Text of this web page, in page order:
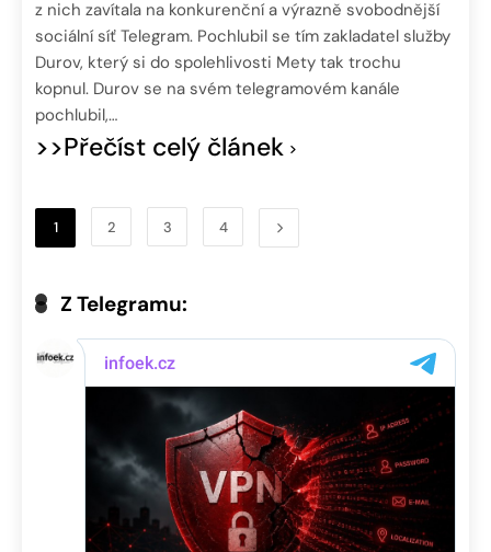
z nich zavítala na konkurenční a výrazně svobodnější
sociální síť Telegram. Pochlubil se tím zakladatel služby
Durov, který si do spolehlivosti Mety tak trochu
kopnul. Durov se na svém telegramovém kanále
pochlubil,…
>>Přečíst celý článek
1 2 3 4
Z Telegramu: